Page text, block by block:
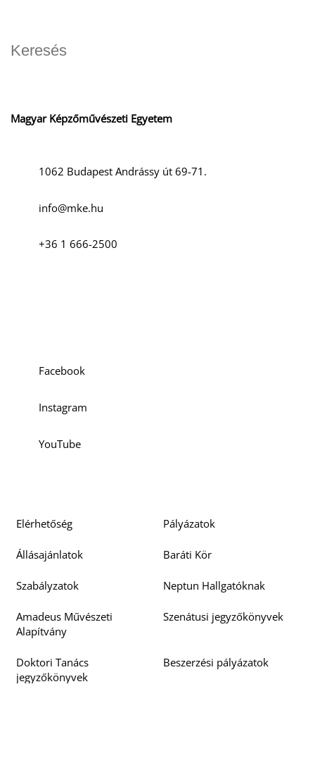
Magyar Képzőművészeti Egyetem
1062 Budapest Andrássy út 69-71.
info@mke.hu
+36 1 666-2500
Facebook
Instagram
YouTube
Elérhetőség Pályázatok
Állásajánlatok Baráti Kör
Szabályzatok Neptun Hallgatóknak
Amadeus Művészeti
Alapítvány
Szenátusi jegyzőkönyvek
Doktori Tanács
jegyzőkönyvek
Beszerzési pályázatok